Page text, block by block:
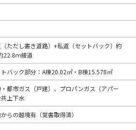
ただし書き道路）+私道（セットバック）約
22.8ｍ接道
バック部分：A棟20.02㎡・B棟15.578㎡
都市ガス（戸建）、プロパンガス（アパー
上下水
らの越境有（覚書取得済）